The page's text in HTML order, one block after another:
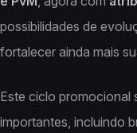
possibilidades de
fortalecer ainda mais
Este ciclo promocional
importantes, incluindo